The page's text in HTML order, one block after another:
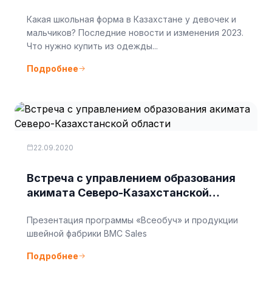
Какая школьная форма в Казахстане у девочек и
мальчиков? Последние новости и изменения 2023.
Что нужно купить из одежды...
Подробнее
22.09.2020
Встреча с управлением образования
акимата Северо-Казахстанской
Презентация программы «Всеобуч» и продукции
швейной фабрики ВМС Sales
Подробнее